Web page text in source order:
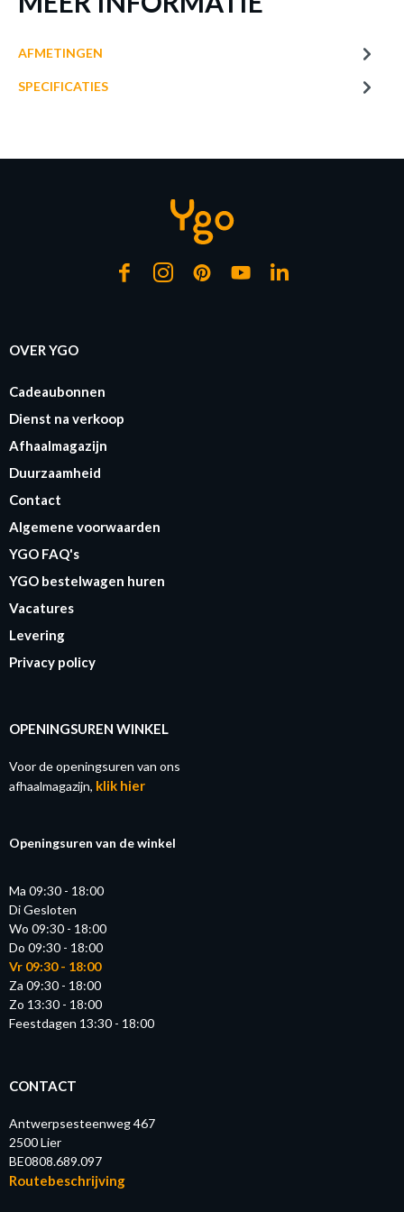
AFMETINGEN
SPECIFICATIES
Prijs per stuk, incl. btw en excl. verzendkosten
GA NAAR WINKELMANDJE of verder winkelen
OVER YGO
Cadeaubonnen
Dienst na verkoop
Afhaalmagazijn
Duurzaamheid
Contact
Algemene voorwaarden
YGO FAQ's
YGO bestelwagen huren
Vacatures
Levering
Privacy policy
OPENINGSUREN WINKEL
Voor de openingsuren van ons
afhaalmagazijn, klik hier
Openingsuren van de winkel
Ma 09:30 - 18:00
Di Gesloten
Wo 09:30 - 18:00
Do 09:30 - 18:00
Vr 09:30 - 18:00
Za 09:30 - 18:00
Zo 13:30 - 18:00
Feestdagen 13:30 - 18:00
CONTACT
Antwerpsesteenweg 467
2500 Lier
BE0808.689.097
Routebeschrijving